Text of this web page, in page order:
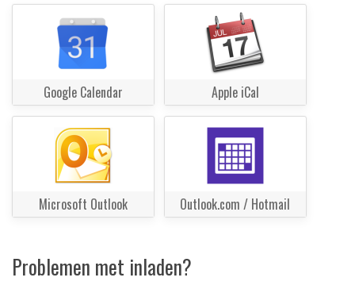
Google Calendar Apple iCal
Microsoft Outlook Outlook.com / Hotmail
Problemen met inladen?